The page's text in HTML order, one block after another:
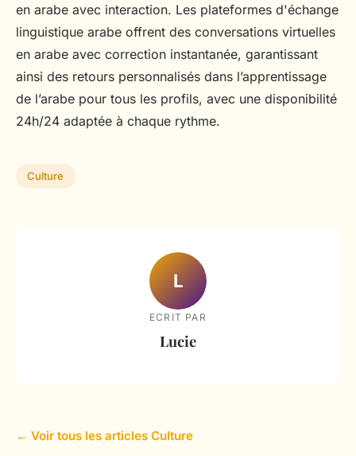
en arabe avec interaction. Les plateformes d'échange
linguistique arabe offrent des conversations virtuelles
en arabe avec correction instantanée, garantissant
ainsi des retours personnalisés dans l’apprentissage
de l’arabe pour tous les profils, avec une disponibilité
24h/24 adaptée à chaque rythme.
Culture
L
ECRIT PAR
Lucie
← Voir tous les articles Culture